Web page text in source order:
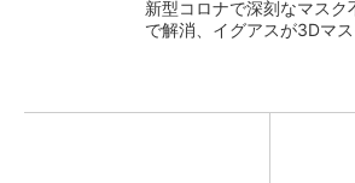
新型コロナで深刻なマスク
で解消、イグアスが3Dマ